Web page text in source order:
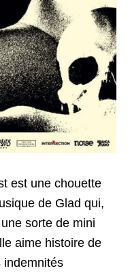
est une chouette
de Glad qui,
sorte de mini
aime histoire de
indemnités